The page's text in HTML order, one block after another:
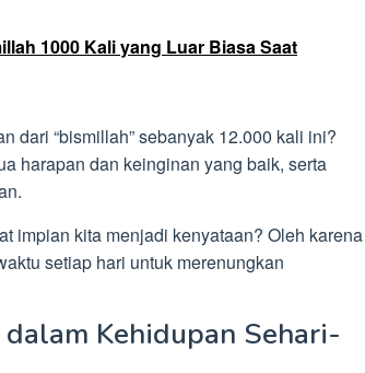
1000 Kali yang Luar Biasa Saat
dari “bismillah” sebanyak 12.000 kali ini?
harapan dan keinginan yang baik, serta
impian kita menjadi kenyataan? Oleh karena
setiap hari untuk merenungkan
Kehidupan Sehari-